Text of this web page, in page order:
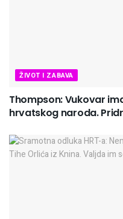
ŽIVOT I ZABAVA
Thompson: Vukovar
hrvatskog naroda.